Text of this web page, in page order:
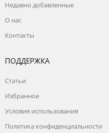
Недавно добавленные
О нас
Контакты
ПОДДЕРЖКА
Статьи
Избранное
Условия использования
Политика конфиденциальности